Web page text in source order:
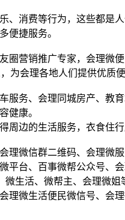
消费等行为，这些都是
便捷服务。
营销推广专家，会理微
为会理各地人们提供优质便
务、会理同城房产、教
健康。
边的生活服务，衣食住行
微信群二维码、会理微
台、百事微帮公众号、
生活、微帮主、会理微
微生活便民微信号、会